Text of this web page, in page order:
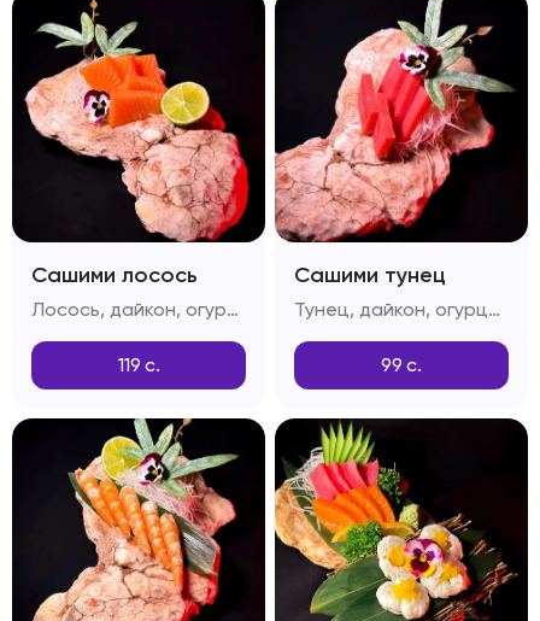
Сашими лосось
Лосось, дайкон, огурцы, лимон
119 с.
Сашими тунец
Тунец, дайкон, огурцы, лимон
99 с.